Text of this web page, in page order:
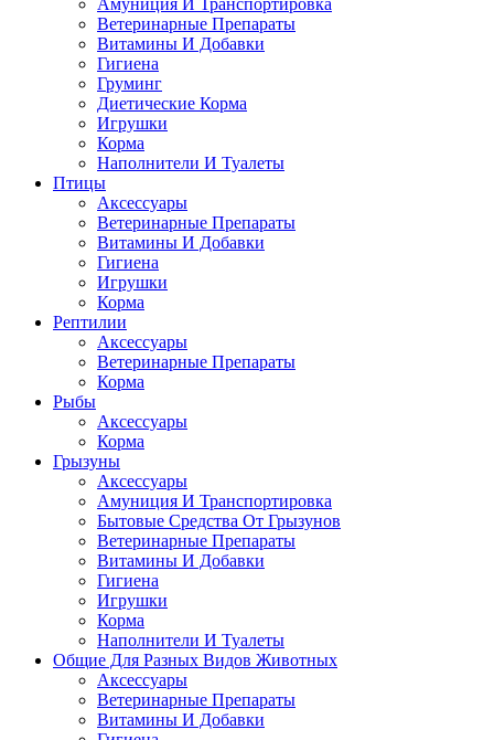
Амуниция И Транспортировка
Ветеринарные Препараты
Витамины И Добавки
Гигиена
Груминг
Диетические Корма
Игрушки
Корма
Наполнители И Туалеты
Птицы
Аксессуары
Ветеринарные Препараты
Витамины И Добавки
Гигиена
Игрушки
Корма
Рептилии
Аксессуары
Ветеринарные Препараты
Корма
Рыбы
Аксессуары
Корма
Грызуны
Аксессуары
Амуниция И Транспортировка
Бытовые Средства От Грызунов
Ветеринарные Препараты
Витамины И Добавки
Гигиена
Игрушки
Корма
Наполнители И Туалеты
Общие Для Разных Видов Животных
Аксессуары
Ветеринарные Препараты
Витамины И Добавки